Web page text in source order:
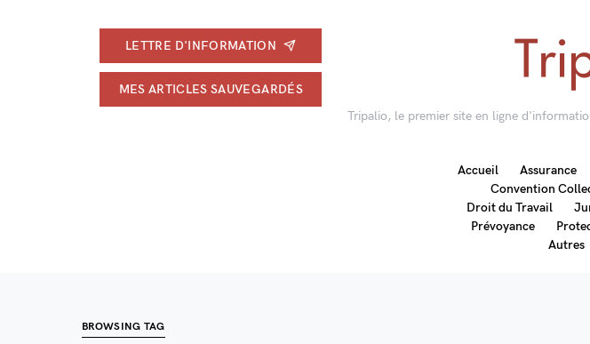
LETTRE D'INFORMATION
MES ARTICLES SAUVEGARDÉS
Tripalio, le premier site en ligne
Accueil Assurance
Convention
Droit du Travail
Prévoyance
Autres
BROWSING TAG